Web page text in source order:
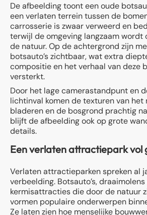
De afbeelding toont een oude
een verlaten terrein tussen de
carrosserie is zwaar verweerd en
terwijl de omgeving langzaam wordt
de natuur. Op de achtergrond zijn
botsauto’s zichtbaar, wat extra
compositie en het verhaal van deze
versterkt.
Door het lage camerastandpunt en
lichtinval komen de texturen van het
bladeren en de bosgrond prachtig
blijft de afbeelding ook op grote
details.
Een verlaten attractiepark vol
Verlaten attractieparken spreken al
verbeelding. Botsauto’s,
kermisattracties die door de natuur
vormen populaire onderwerpen
Ze laten zien hoe menselijke